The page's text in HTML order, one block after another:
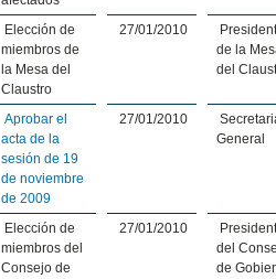
Elección de
miembros de
la Mesa del
Claustro
27/01/2010
de la
del
Aprobar el
acta de la
sesión de 19
de noviembre
de 2009
27/01/2010
General
Elección de
miembros del
Consejo de
27/01/2010
del
de